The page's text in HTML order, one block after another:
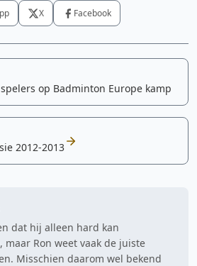
X Facebook
op Badminton Europe kamp
2012-2013
dat hij alleen hard kan
maar Ron weet vaak de juiste
Misschien daarom wel bekend